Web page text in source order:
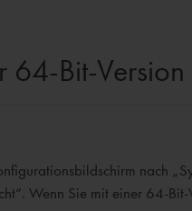
Bit-Version
nach
Wenn Sie mit einer 64-